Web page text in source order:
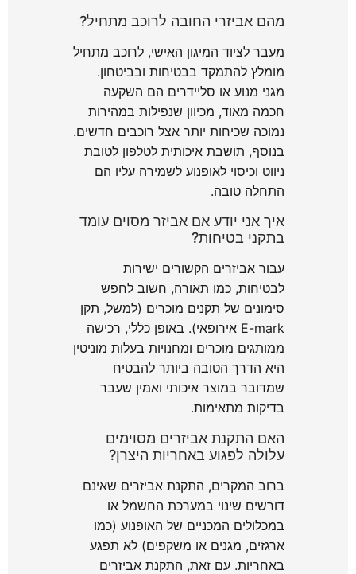
מהם אביזרי החובה לרוכב מתחיל?
מעבר לציוד המיגון האישי, לרוכב מתחיל
מומלץ להתמקד בבטיחות ובביטחון.
מגני מנוע או סליידרים הם השקעה
חכמה מאוד, מכיוון שנפילות במהירות
נמוכה שכיחות יותר אצל רוכבים חדשים.
בנוסף, תושבת איכותית לטלפון לטובת
ניווט וכיסוי לאופנוע לשמירה עליו הם
התחלה טובה.
איך אני יודע אם אביזר מסוים עומד
בתקני בטיחות?
עבור אביזרים הקשורים ישירות
לבטיחות, כמו תאורה, חשוב לחפש
סימונים של תקנים מוכרים (למשל, תקן
E-mark אירופאי). באופן כללי, רכישה
ממותגים מוכרים ומחנויות בעלות מוניטין
היא הדרך הטובה ביותר להבטיח
שמדובר במוצר איכותי ואמין שעבר
בדיקות מתאימות.
האם התקנת אביזרים מסוימים
עלולה לפגוע באחריות היצרן?
ברוב המקרים, התקנת אביזרים שאינם
דורשים שינוי במערכת החשמל או
במכלולים המכניים של האופנוע (כמו
ארגזים, מגנים או משקפים) לא תפגע
באחריות. עם זאת, התקנת אביזרים